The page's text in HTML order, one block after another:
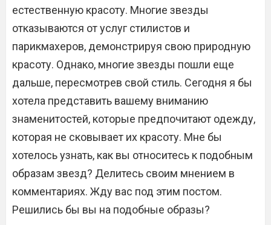
естественную красоту. Многие звезды
отказываются от услуг стилистов и
парикмахеров, демонстрируя свою природную
красоту. Однако, многие звезды пошли еще
дальше, пересмотрев свой стиль. Сегодня я бы
хотела представить вашему вниманию
знаменитостей, которые предпочитают одежду,
которая не сковывает их красоту. Мне бы
хотелось узнать, как вы относитесь к подобным
образам звезд? Делитесь своим мнением в
комментариях. Жду вас под этим постом.
Решились бы вы на подобные образы?